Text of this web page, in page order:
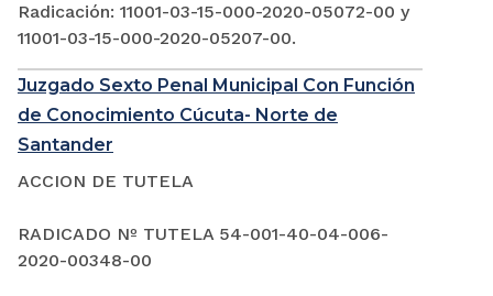
Radicación: 11001-03-15-000-2020-05072-00 y
11001-03-15-000-2020-05207-00.
Juzgado Sexto Penal Municipal Con Función
de Conocimiento Cúcuta- Norte de
Santander
ACCION DE TUTELA
RADICADO Nº TUTELA 54-001-40-04-006-
2020-00348-00